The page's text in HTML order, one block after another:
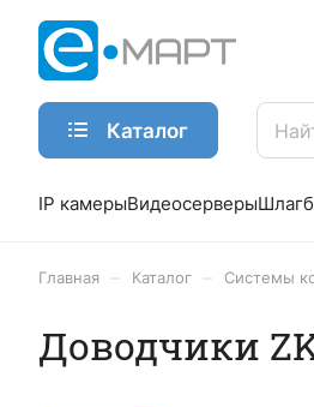
Каталог
IP камерыВидеосерверы
Главная Каталог Системы
Доводчики